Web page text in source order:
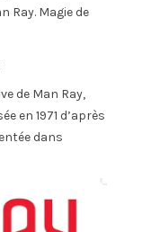
Ray. Magie de
de Man Ray,
en 1971 d’après
dans